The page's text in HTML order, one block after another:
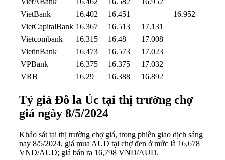
VietBank
16.402 16.451
16.952
VietCapitalBank 16.367 16.513
17.131
Vietcombank
16.315 16.48
17.008
VietinBank
16.473 16.573
17.023
VPBank
16.375 16.375
17.032
VRB
16.29 16.388 16.892
Tỷ giá Đô la Úc tại thị trường chợ
giá ngày 8/5/2024
Khảo sát tại thị trường chợ giá, trong phiên giao dịch sáng
nay 8/5/2024, giá mua AUD tại chợ đen ở mức là 16,678
VND/AUD; giá bán ra 16,798 VND/AUD.